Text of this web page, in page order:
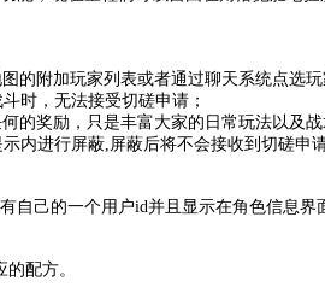
附加玩家列表或者通过聊天系统点选玩
，无法接受切磋申请；
奖励，只是丰富大家的日常玩法以及战
进行屏蔽,屏蔽后将不会接收到切磋申请
自己的一个用户id并且显示在角色信息界
配方。